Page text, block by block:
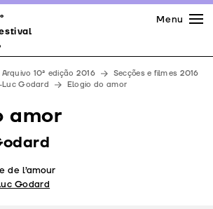
Menu
Arquivo 10ª edição 2016
Secções e filmes 2016
Godard
Elogio do amor
amor
de l’amour
Godard